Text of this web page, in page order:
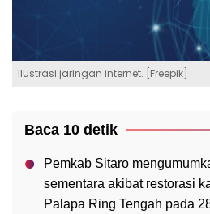
Ilustrasi jaringan internet. [Freepik]
Baca 10 detik
Pemkab Sitaro
sementara akibat restorasi
Palapa Ring Tengah pada